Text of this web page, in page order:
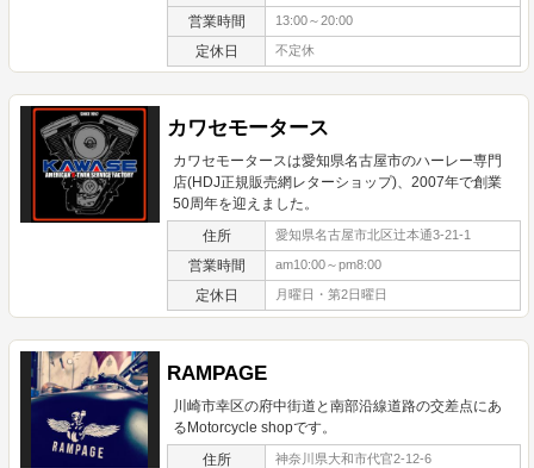
営業時間 13:00～20:00
定休日 不定休
カワセモータース
カワセモータースは愛知県名古屋市のハーレー専門
店(HDJ正規販売網レターショップ)、2007年で創業
50周年を迎えました。
住所 愛知県名古屋市北区辻本通3-21-1
営業時間 am10:00～pm8:00
定休日 月曜日・第2日曜日
RAMPAGE
川崎市幸区の府中街道と南部沿線道路の交差点にあ
るMotorcycle shopです。
住所 神奈川県大和市代官2-12-6